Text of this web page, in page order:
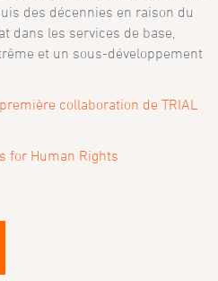
des décennies en raison du
dans les services de base,
et un sous-développement
collaboration de TRIAL
for Human Rights